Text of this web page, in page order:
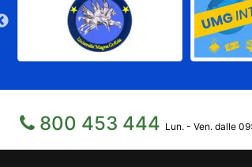
800 453 444 Lun. - Ven. dalle